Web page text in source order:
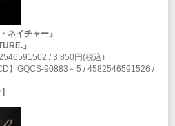
ネイチャー』
』
/ 3,850円(税込)
】GQCS-90883～5 / 4582546591526 /